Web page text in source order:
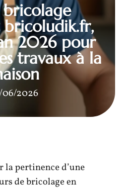
bricolage
2026 pour
travaux à la
06/2026
la pertinence d’une
de bricolage en